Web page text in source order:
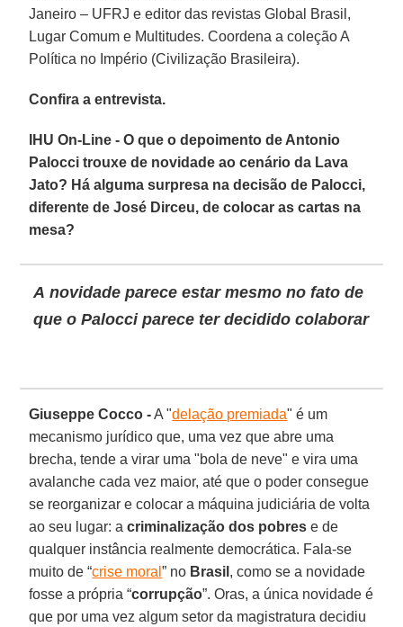
Janeiro – UFRJ e editor das revistas Global Brasil,
Lugar Comum e Multitudes. Coordena a coleção A
Política no Império (Civilização Brasileira).
Confira a entrevista.
IHU On-Line - O que o depoimento de Antonio
Palocci trouxe de novidade ao cenário da Lava
Jato? Há alguma surpresa na decisão de Palocci,
diferente de José Dirceu, de colocar as cartas na
mesa?
A novidade parece estar mesmo no fato de
que o Palocci parece ter decidido colaborar
Giuseppe Cocco -A "delação premiada" é um
mecanismo jurídico que, uma vez que abre uma
brecha, tende a virar uma "bola de neve" e vira uma
avalanche cada vez maior, até que o poder consegue
se reorganizar e colocar a máquina judiciária de volta
ao seu lugar: acriminalização dos pobres e de
qualquer instância realmente democrática. Fala-se
muito de “crise moral” no Brasil , como se a novidade
fosse a própria “corrupção”. Oras, a única novidade é
que por uma vez algum setor da magistratura decidiu